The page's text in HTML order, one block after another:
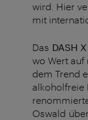
wird. Hier
mit
Das DASH
wo Wert
dem Trend
alkoholfreie
Oswald